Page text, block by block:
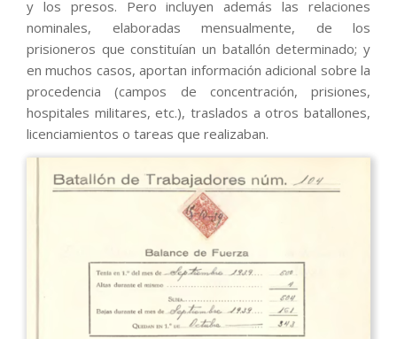
y los presos. Pero incluyen además las relaciones
nominales, elaboradas mensualmente, de los
prisioneros que constituían un batallón determinado; y
en muchos casos, aportan información adicional sobre la
procedencia (campos de concentración, prisiones,
hospitales militares, etc.), traslados a otros batallones,
licenciamientos o tareas que realizaban.